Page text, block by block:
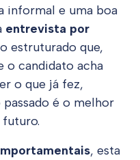
informal e uma boa
entrevista por
estruturado que,
o candidato acha
o que já fez,
é o melhor
, esta